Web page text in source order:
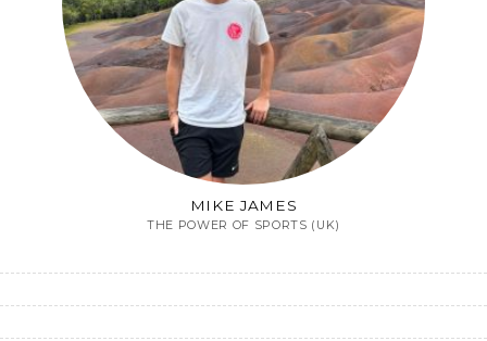
MIKE JAMES
THE POWER OF SPORTS (UK)